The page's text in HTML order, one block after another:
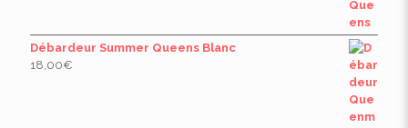
Débardeur Summer Queens Blanc
18,00€